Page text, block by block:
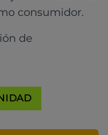
consumidor.
de